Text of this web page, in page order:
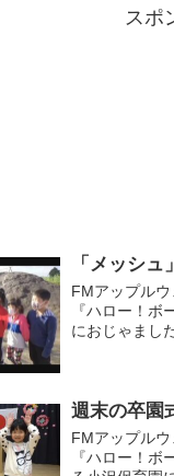
スポ
「メッシ
FMアップル
『ハロー！
におじゃまし
週末の卒園
FMアップル
『ハロー！